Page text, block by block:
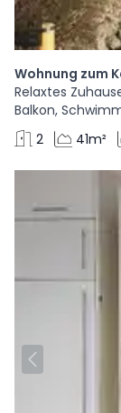
Wohnung zum
Relaxtes
Balkon,
2
41m²